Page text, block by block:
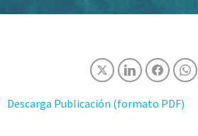
Descarga Publicación (formato PDF)